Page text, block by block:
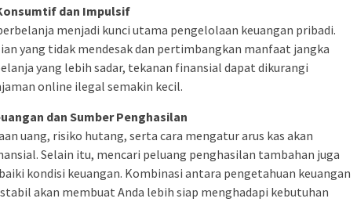
dan Impulsif
menjadi kunci utama pengelolaan keuangan pribadi.
yang tidak mendesak dan pertimbangkan manfaat jangka
yang lebih sadar, tekanan finansial dapat dikurangi
online ilegal semakin kecil.
dan Sumber Penghasilan
uang, risiko hutang, serta cara mengatur arus kas akan
Selain itu, mencari peluang penghasilan tambahan juga
kondisi keuangan. Kombinasi antara pengetahuan keuangan
akan membuat Anda lebih siap menghadapi kebutuhan